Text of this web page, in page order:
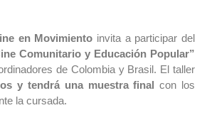
en Movimiento invita a participar del
Comunitario y Educación Popular”
de Colombia y Brasil. El taller
y tendrá una muestra final con los
la cursada.